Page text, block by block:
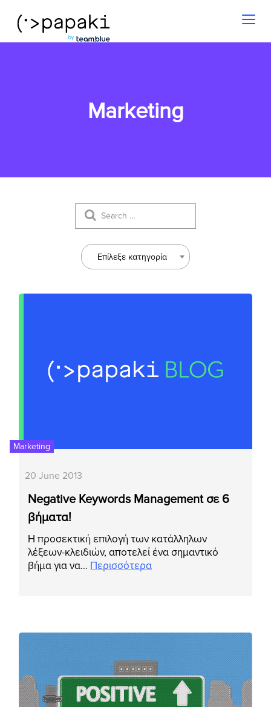
Marketing
Επίλεξε κατηγορία
Marketing
20 June 2013
Negative Keywords Management σε 6
βήματα!
Η προσεκτική επιλογή των κατάλληλων
λέξεων-κλειδιών, αποτελεί ένα σημαντικό
βήμα για να… Περισσότερα